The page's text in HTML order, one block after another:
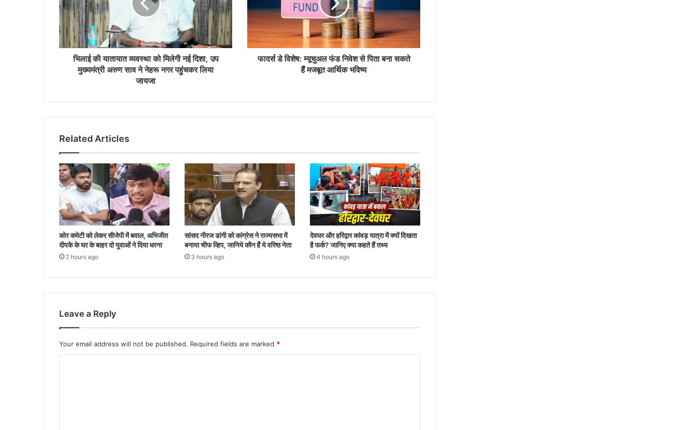
को
मिलेगी
नई
दिशा,
उप
मुख्यमंत्री
जायजा
भिलाई की यातायात व्यवस्था को मिलेगी नई दिशा, उप
मुख्यमंत्री अरुण साव ने नेहरू नगर पहुंचकर लिया
जायजा
निवेश
से
पिता
बना
सकतेफादर्स डे विशेष: म्यूचुअल फंड निवेश से पिता बना सकते
हैं मजबूत आर्थिक भविष्य
Related Articles
कोर कमेटी को लेकर सीजेपी में बवाल, अभिजीत
दीपके के घर के बाहर दो युवाओं ने दिया धरना
2 hours ago
सांसद नीरज डांगी को कांग्रेस ने राज्यसभा में
बनाया चीफ व्हिप, जानिये कौन हैं ये वरिष्ठ नेता
3 hours ago
देवघर और हरिद्वार कांवड़ यात्रा में क्यों दिखता
है फर्क? जानिए क्या कहते हैं तथ्य
4 hours ago
Leave a Reply
Your email address will not be published. Required fields are marked *